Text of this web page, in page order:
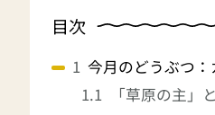
目次
今月のどうぶつ：
「草原の主」